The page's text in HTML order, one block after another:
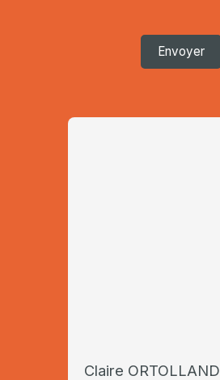
Envoyer
Claire ORTOLLAND